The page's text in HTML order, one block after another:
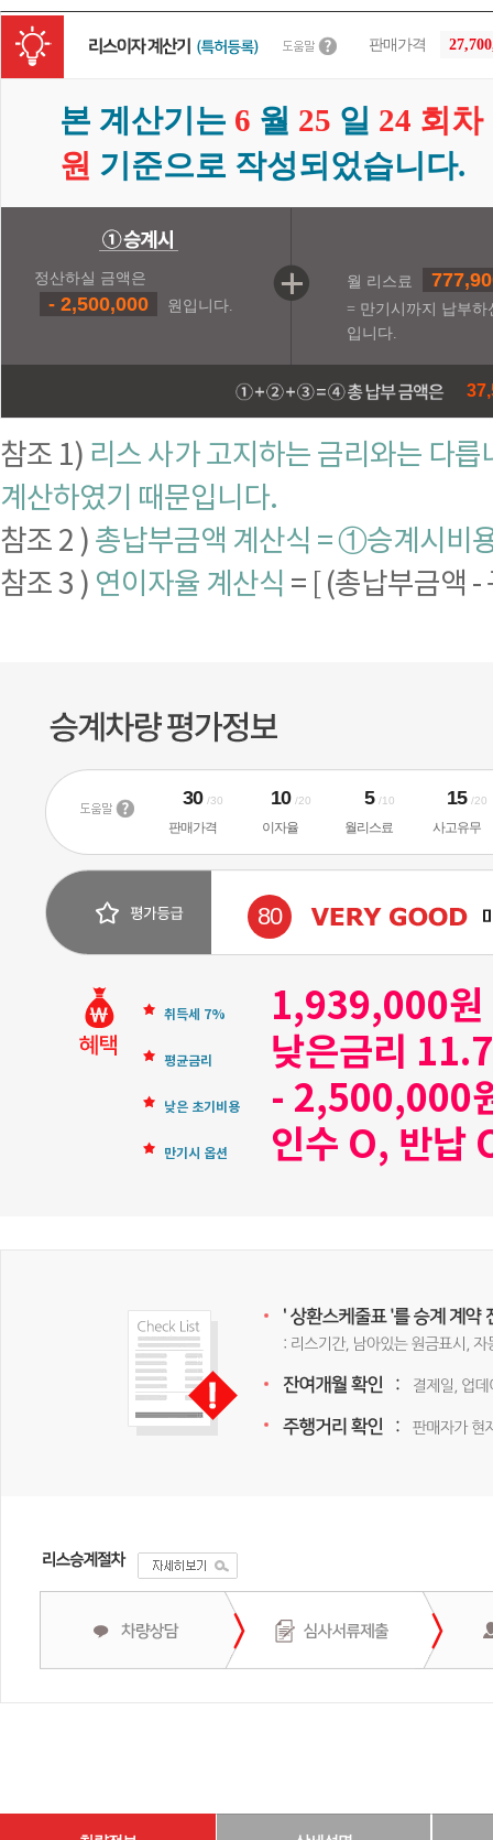
본 계산기는 6 월 25 일 24 회차
원 기준으로 작성되었습니다.
판매가격
정산하실 금액은
- 2,500,000 원입니다.
월 리스료
= 만기시까지 납부
입니다.
참조 1) 리스 사가 고지하는 금리와는 다
계산하였기 때문입니다.
참조 2 ) 총납부금액 계산식 = ①승계시비
참조 3 ) 연이자율 계산식 = [ (총납부금액 -
판매가격
30/30
이자율
10/20
월리스료
5 /10
사고유무
15/20
80
취득세 7% 1,939,000원
평균금리 낮은금리
낮은 초기비용 - 2,500,000
만기시 옵션 인수 O, 반납